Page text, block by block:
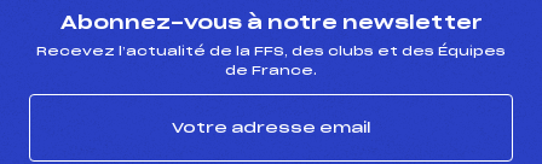
Abonnez-vous à notre newsletter
Recevez l’actualité de la FFS, des clubs et des Équipes
de France.